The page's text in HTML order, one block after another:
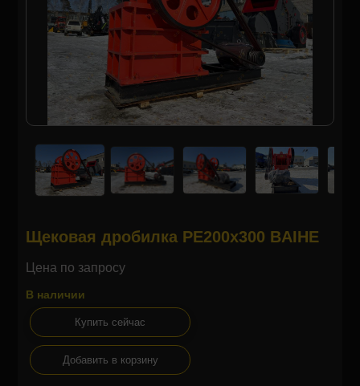
Щековая дробилка PE200x300 BAIHE
Цена по запросу
В наличии
Купить сейчас
Добавить в корзину